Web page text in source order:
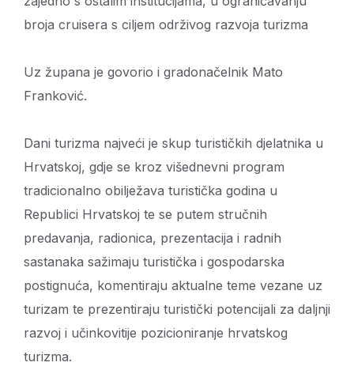
broja cruisera s ciljem održivog razvoja turizma
Uz župana je govorio i gradonačelnik Mato
Franković.
Dani turizma najveći je skup turističkih djelatnika u
Hrvatskoj, gdje se kroz višednevni program
tradicionalno obilježava turistička godina u
Republici Hrvatskoj te se putem stručnih
predavanja, radionica, prezentacija i radnih
sastanaka sažimaju turistička i gospodarska
postignuća, komentiraju aktualne teme vezane uz
turizam te prezentiraju turistički potencijali za daljnji
razvoj i učinkovitije pozicioniranje hrvatskog
turizma.